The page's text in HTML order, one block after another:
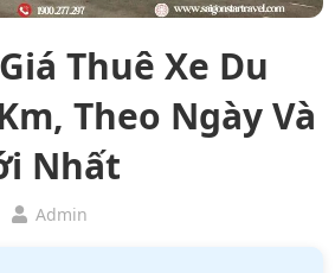
Thuê Xe Du
Theo Ngày Và
Nhất
Admin